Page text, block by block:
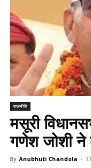
राजनीति
मसूरी
गणेश जोशी ने
By Anubhuti Chandola -